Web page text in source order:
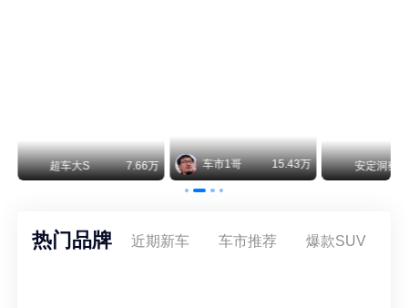
安定洞察 8.07万 智电出行 8.54万 智电出行
热门品牌 近期新车 车市推荐 爆款SUV